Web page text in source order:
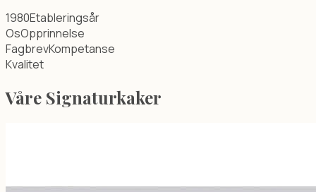
1980Etableringsår
OsOpprinnelse
FagbrevKompetanse
Kvalitet
Våre Signaturkaker